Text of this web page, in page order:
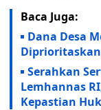
Baca Juga:
Dana Desa
Diprioritaskan
Serahkan
Lemhannas
Kepastian